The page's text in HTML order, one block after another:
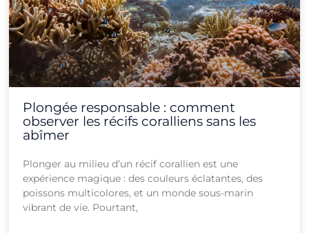
Plongée responsable : comment
observer les récifs coralliens sans les
abîmer
Plonger au milieu d’un récif corallien est une
expérience magique : des couleurs éclatantes, des
poissons multicolores, et un monde sous-marin
vibrant de vie. Pourtant,